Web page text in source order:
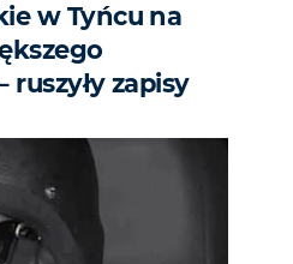
w Tyńcu na
ruszyły zapisy